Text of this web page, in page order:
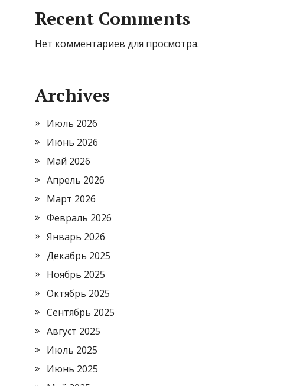
Recent Comments
Нет комментариев для просмотра.
Archives
Июль 2026
Июнь 2026
Май 2026
Апрель 2026
Март 2026
Февраль 2026
Январь 2026
Декабрь 2025
Ноябрь 2025
Октябрь 2025
Сентябрь 2025
Август 2025
Июль 2025
Июнь 2025